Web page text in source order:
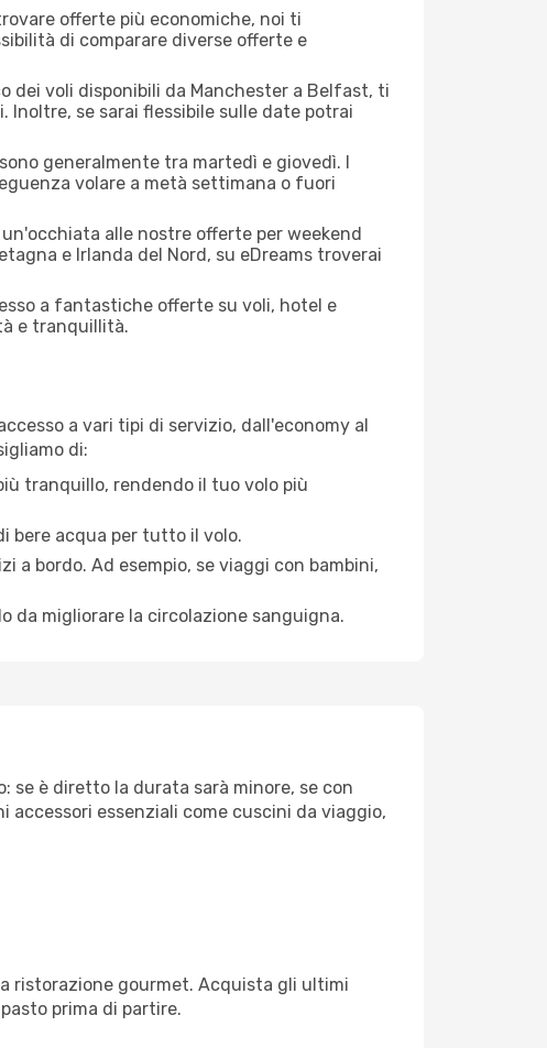
offerte più economiche, noi ti
di comparare diverse offerte e
dei voli disponibili da Manchester a Belfast, ti
se sarai flessibile sulle date potrai
generalmente tra martedì e giovedì. I
volare a metà settimana o fuori
alle nostre offerte per weekend
e Irlanda del Nord, su eDreams troverai
a fantastiche offerte su voli, hotel e
e tranquillità.
a vari tipi di servizio, dall'economy al
di:
tranquillo, rendendo il tuo volo più
bere acqua per tutto il volo.
a bordo. Ad esempio, se viaggi con bambini,
da migliorare la circolazione sanguigna.
se è diretto la durata sarà minore, se con
accessori essenziali come cuscini da viaggio,
ristorazione gourmet. Acquista gli ultimi
prima di partire.